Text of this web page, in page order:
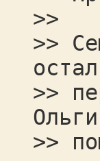
>>
>>
>>
>>